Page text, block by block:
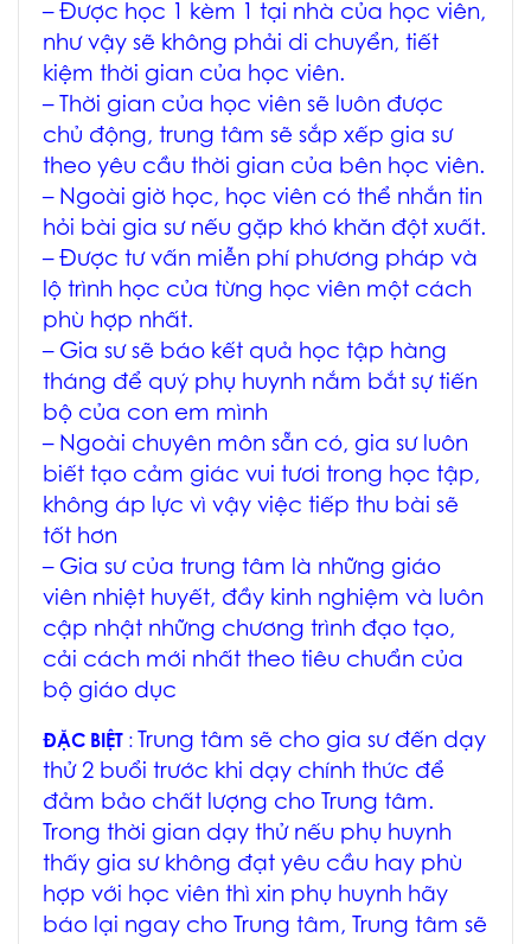
– Được học 1 kèm 1 tại nhà của học viên,
như vậy sẽ không phải di chuyển, tiết
kiệm thời gian của học viên.
– Thời gian của học viên sẽ luôn được
chủ động, trung tâm sẽ sắp xếp gia sư
theo yêu cầu thời gian của bên học viên.
– Ngoài giờ học, học viên có thể nhắn tin
hỏi bài gia sư nếu gặp khó khăn đột xuất.
– Được tư vấn miễn phí phương pháp và
lộ trình học của từng học viên một cách
phù hợp nhất.
– Gia sư sẽ báo kết quả học tập hàng
tháng để quý phụ huynh nắm bắt sự tiến
bộ của con em mình
– Ngoài chuyên môn sẵn có, gia sư luôn
biết tạo cảm giác vui tươi trong học tập,
không áp lực vì vậy việc tiếp thu bài sẽ
tốt hơn
– Gia sư của trung tâm là những giáo
viên nhiệt huyết, đầy kinh nghiệm và luôn
cập nhật những chương trình đạo tạo,
cải cách mới nhất theo tiêu chuẩn của
bộ giáo dục
ĐẶC BIỆT :
Trung tâm sẽ cho gia sư đến dạy
thử 2 buổi trước khi dạy chính thức để
đảm bảo chất lượng cho Trung tâm.
Trong thời gian dạy thử nếu phụ huynh
thấy gia sư không đạt yêu cầu hay phù
hợp với học viên thì xin phụ huynh hãy
báo lại ngay cho Trung tâm, Trung tâm sẽ